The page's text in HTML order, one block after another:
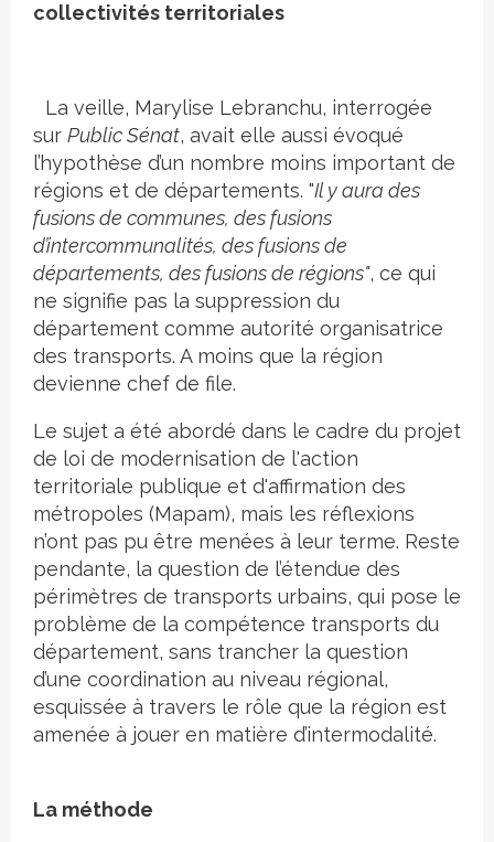
collectivités territoriales
La veille, Marylise Lebranchu, interrogée
sur Public Sénat, avait elle aussi évoqué
l’hypothèse d’un nombre moins important de
régions et de départements. "Il y aura des
fusions de communes, des fusions
d’intercommunalités, des fusions de
départements, des fusions de régions", ce qui
ne signifie pas la suppression du
département comme autorité organisatrice
des transports. A moins que la région
devienne chef de file.
Le sujet a été abordé dans le cadre du projet
de loi de modernisation de l'action
territoriale publique et d'affirmation des
métropoles (Mapam), mais les réflexions
n’ont pas pu être menées à leur terme. Reste
pendante, la question de l’étendue des
périmètres de transports urbains, qui pose le
problème de la compétence transports du
département, sans trancher la question
d’une coordination au niveau régional,
esquissée à travers le rôle que la région est
amenée à jouer en matière d’intermodalité.
La méthode